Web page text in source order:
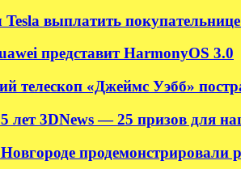
Tesla выплатить
представит HarmonyOS 3.0
телескоп «Джеймс Уэбб»
лет 3DNews — 25 призов для
продемонстрировали